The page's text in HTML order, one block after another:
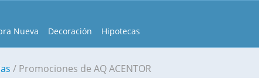
Nueva Decoración Hipotecas
Promociones de AQ ACENTOR